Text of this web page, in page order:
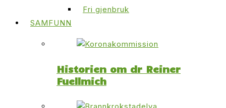
Fri gjenbruk
SAMFUNN
Historien om dr Reiner
Fuellmich